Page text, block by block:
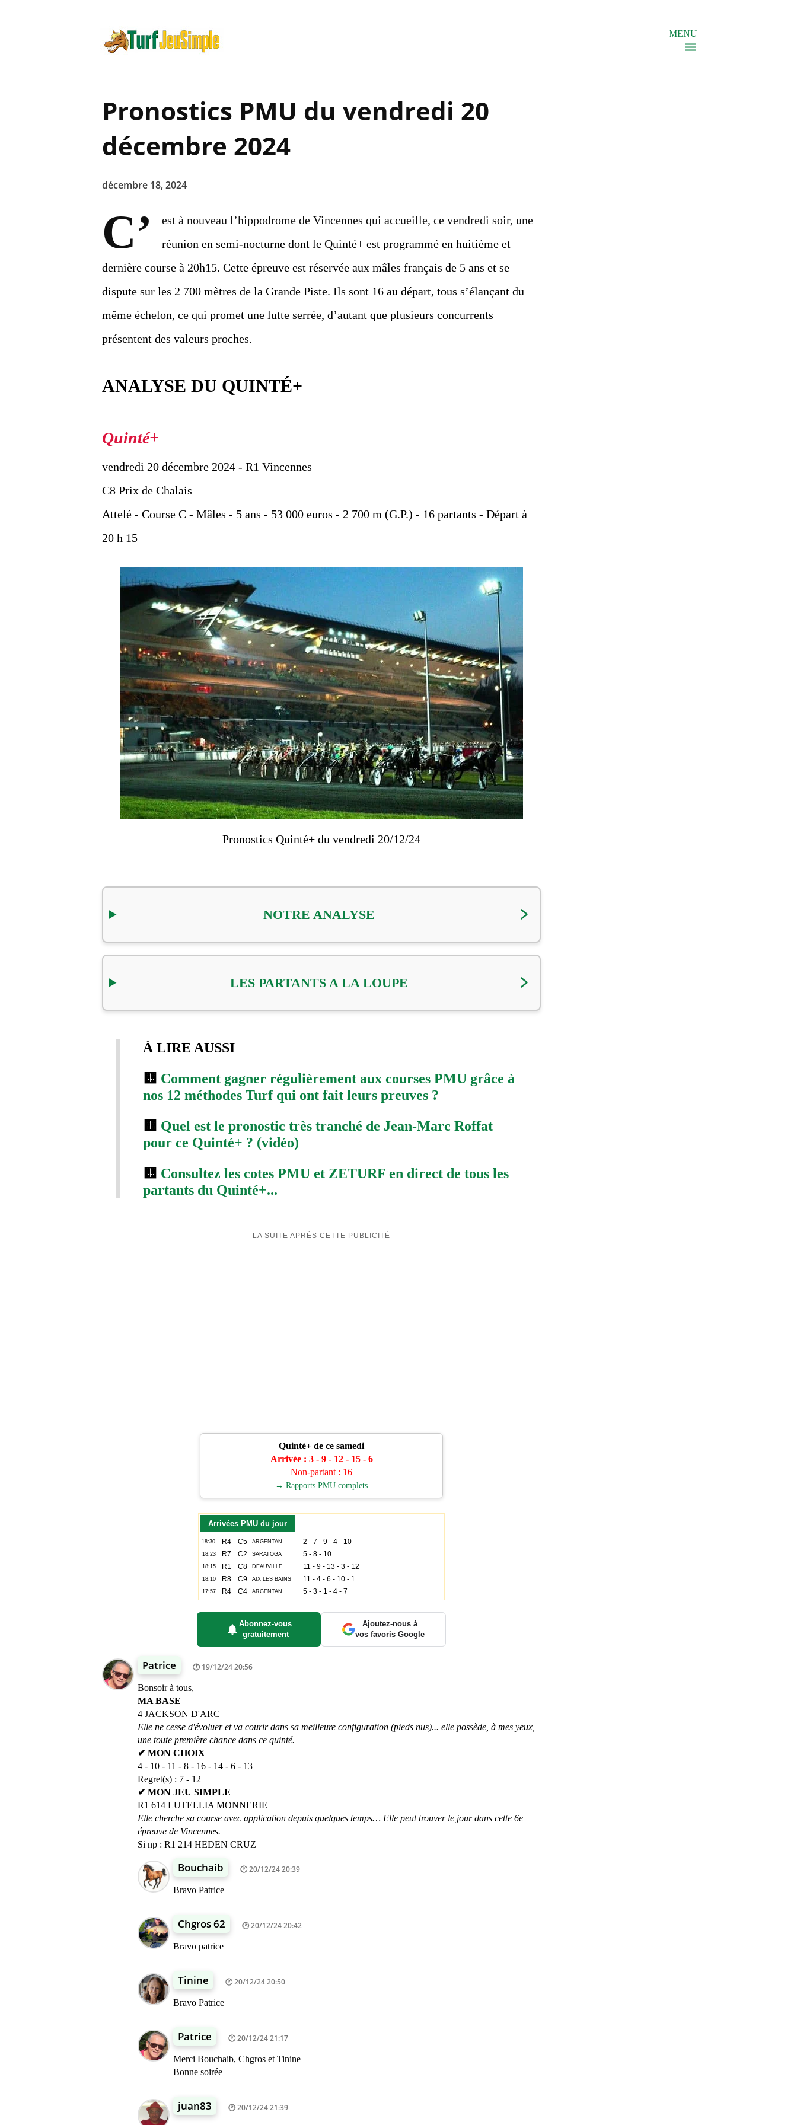
MENU
Pronostics PMU du vendredi 20
décembre 2024
décembre 18, 2024
C’
est à nouveau l’hippodrome de Vincennes qui accueille, ce vendredi soir, une
réunion en semi-nocturne dont le Quinté+ est programmé en huitième et
dernière course à 20h15. Cette épreuve est réservée aux mâles français de 5 ans et se
dispute sur les 2 700 mètres de la Grande Piste. Ils sont 16 au départ, tous s’élançant du
même échelon, ce qui promet une lutte serrée, d’autant que plusieurs concurrents
présentent des valeurs proches.
ANALYSE DU QUINTÉ+
vendredi 20 décembre 2024 - R1 Vincennes
C8 Prix de Chalais
Attelé - Course C - Mâles - 5 ans - 53 000 euros - 2 700 m (G.P.) - 16 partants - Départ à
20 h 15
Pronostics Quinté+ du vendredi 20/12/24
NOTRE ANALYSE
LES PARTANTS A LA LOUPE
À LIRE AUSSI
🟨 Comment gagner régulièrement aux courses PMU grâce à
nos 12 méthodes Turf qui ont fait leurs preuves ?
🟨 Quel est le pronostic très tranché de Jean-Marc Roffat
pour ce Quinté+ ? (vidéo)
🟨 Consultez les cotes PMU et ZETURF en direct de tous les
partants du Quinté+...
── LA SUITE APRÈS CETTE PUBLICITÉ ──
Quinté+ de ce samedi
Arrivée : 3 - 9 - 12 - 15 - 6
Non-partant : 16
→ Rapports PMU complets
Arrivées PMU du jour
Abonnez-vous
gratuitement
Ajoutez-nous à
vos favoris Google
Patrice 19/12/24 20:56
Bonsoir à tous,
MA BASE
4 JACKSON D'ARC
Elle ne cesse d'évoluer et va courir dans sa meilleure configuration (pieds nus)... elle possède, à mes yeux,
une toute première chance dans ce quinté.
✔ MON CHOIX
4 - 10 - 11 - 8 - 16 - 14 - 6 - 13
Regret(s) : 7 - 12
✔ MON JEU SIMPLE
R1 614 LUTELLIA MONNERIE
Elle cherche sa course avec application depuis quelques temps… Elle peut trouver le jour dans cette 6e
épreuve de Vincennes.
Si np : R1 214 HEDEN CRUZ
Bouchaib 20/12/24 20:39
Bravo Patrice
Chgros 62 20/12/24 20:42
Bravo patrice
Tinine 20/12/24 20:50
Bravo Patrice
Patrice 20/12/24 21:17
Merci Bouchaib, Chgros et Tinine
Bonne soirée
juan83 20/12/24 21:39